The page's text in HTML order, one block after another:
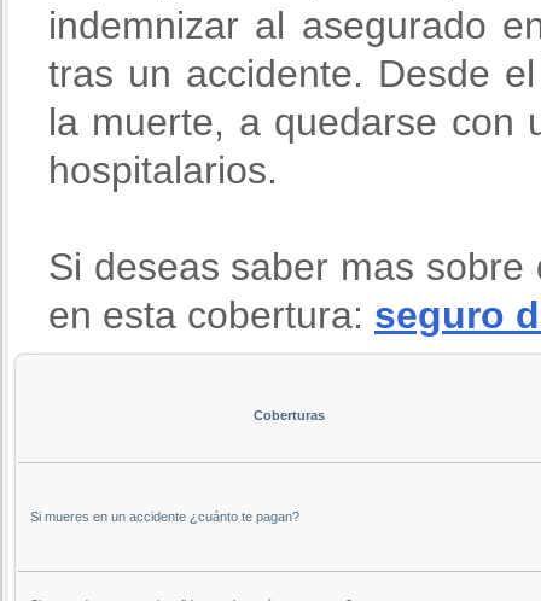
indemnizar al asegurado
tras un accidente. Desde
la muerte, a quedarse con
hospitalarios.
Si deseas saber mas
en esta cobertura: seguro
Coberturas
Si mueres en un accidente ¿cuánto te pagan?